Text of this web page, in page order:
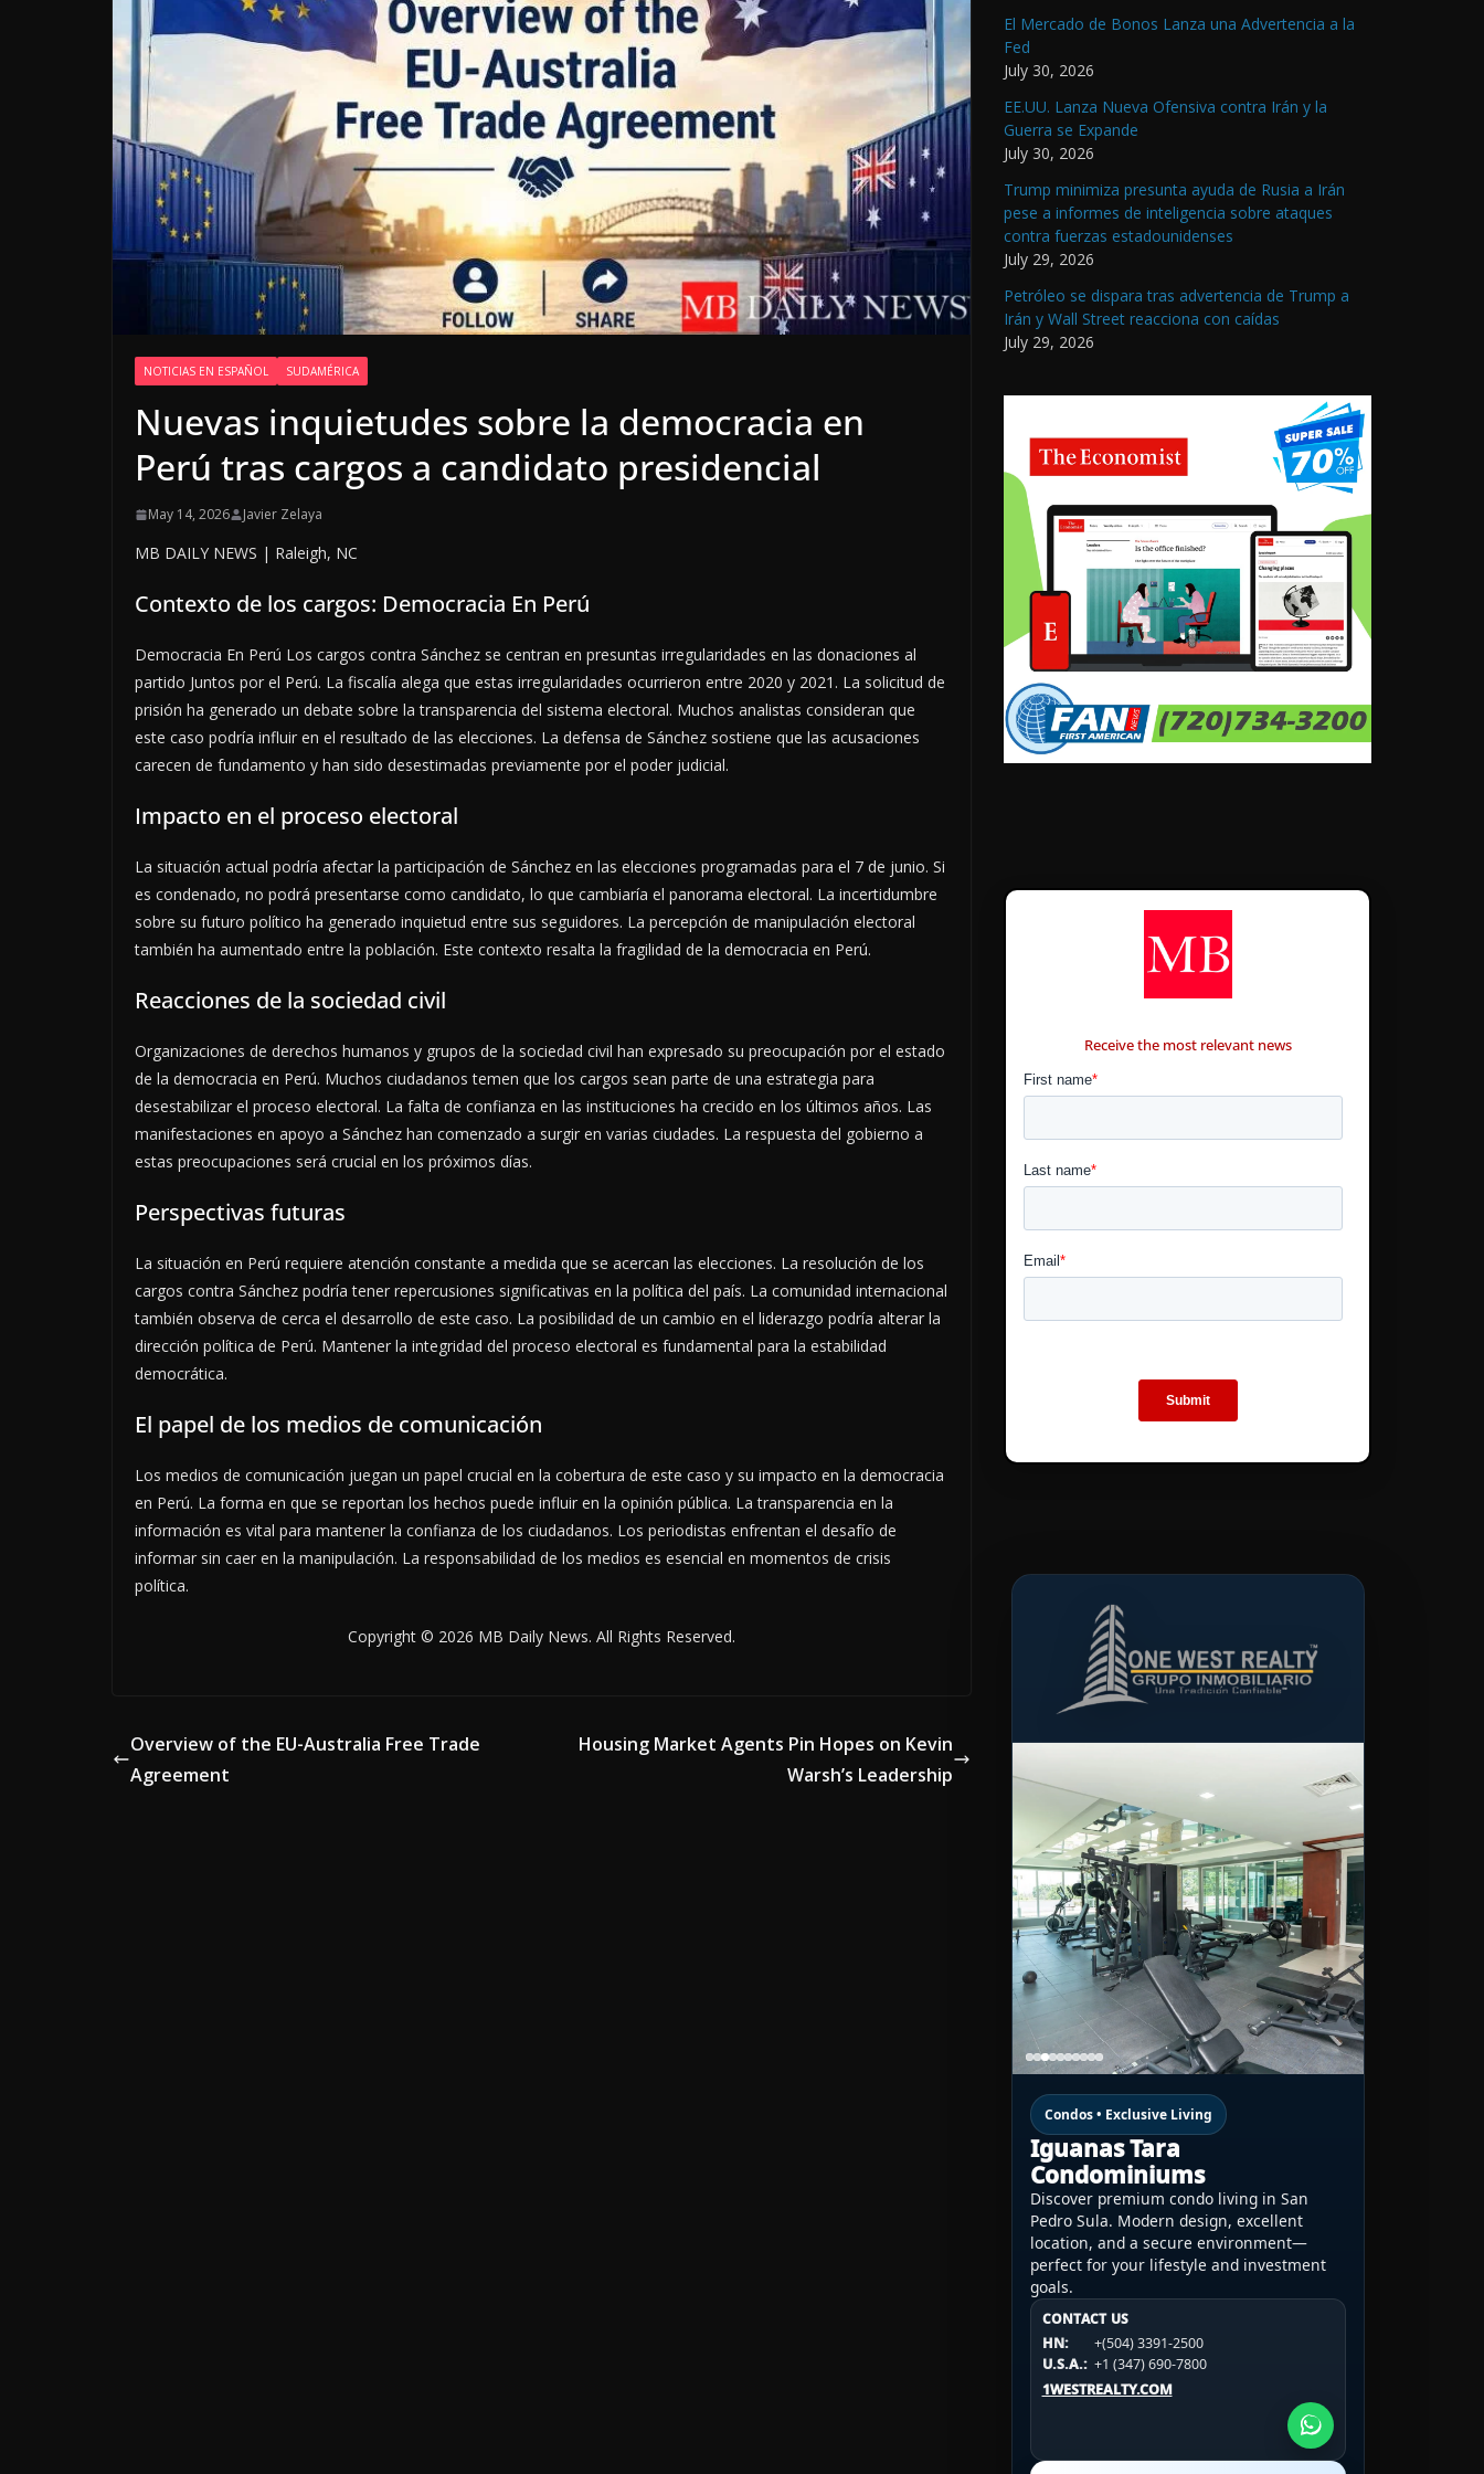
NOTICIAS EN ESPAÑOL SUDAMÉRICA
Nuevas inquietudes sobre la democracia en
Perú tras cargos a candidato presidencial
May 14, 2026 Javier Zelaya
MB DAILY NEWS | Raleigh, NC
Contexto de los cargos: Democracia En Perú
Democracia En Perú Los cargos contra Sánchez se centran en presuntas irregularidades en las donaciones al
partido Juntos por el Perú. La fiscalía alega que estas irregularidades ocurrieron entre 2020 y 2021. La solicitud de
prisión ha generado un debate sobre la transparencia del sistema electoral. Muchos analistas consideran que
este caso podría influir en el resultado de las elecciones. La defensa de Sánchez sostiene que las acusaciones
carecen de fundamento y han sido desestimadas previamente por el poder judicial.
Impacto en el proceso electoral
La situación actual podría afectar la participación de Sánchez en las elecciones programadas para el 7 de junio. Si
es condenado, no podrá presentarse como candidato, lo que cambiaría el panorama electoral. La incertidumbre
sobre su futuro político ha generado inquietud entre sus seguidores. La percepción de manipulación electoral
también ha aumentado entre la población. Este contexto resalta la fragilidad de la democracia en Perú.
Reacciones de la sociedad civil
Organizaciones de derechos humanos y grupos de la sociedad civil han expresado su preocupación por el estado
de la democracia en Perú. Muchos ciudadanos temen que los cargos sean parte de una estrategia para
desestabilizar el proceso electoral. La falta de confianza en las instituciones ha crecido en los últimos años. Las
manifestaciones en apoyo a Sánchez han comenzado a surgir en varias ciudades. La respuesta del gobierno a
estas preocupaciones será crucial en los próximos días.
Perspectivas futuras
La situación en Perú requiere atención constante a medida que se acercan las elecciones. La resolución de los
cargos contra Sánchez podría tener repercusiones significativas en la política del país. La comunidad internacional
también observa de cerca el desarrollo de este caso. La posibilidad de un cambio en el liderazgo podría alterar la
dirección política de Perú. Mantener la integridad del proceso electoral es fundamental para la estabilidad
democrática.
El papel de los medios de comunicación
Los medios de comunicación juegan un papel crucial en la cobertura de este caso y su impacto en la democracia
en Perú. La forma en que se reportan los hechos puede influir en la opinión pública. La transparencia en la
información es vital para mantener la confianza de los ciudadanos. Los periodistas enfrentan el desafío de
informar sin caer en la manipulación. La responsabilidad de los medios es esencial en momentos de crisis
política.
Copyright © 2026 MB Daily News. All Rights Reserved.
Overview of the EU-Australia Free Trade
Agreement
Housing Market Agents Pin Hopes on Kevin
Warsh’s Leadership
El Mercado de Bonos Lanza una Advertencia a la
Fed
July 30, 2026
EE.UU. Lanza Nueva Ofensiva contra Irán y la
Guerra se Expande
July 30, 2026
Trump minimiza presunta ayuda de Rusia a Irán
pese a informes de inteligencia sobre ataques
contra fuerzas estadounidenses
July 29, 2026
Petróleo se dispara tras advertencia de Trump a
Irán y Wall Street reacciona con caídas
July 29, 2026
Receive the most relevant news
Condos • Exclusive Living
Iguanas Tara
Condominiums
Discover premium condo living in San
Pedro Sula. Modern design, excellent
location, and a secure environment—
perfect for your lifestyle and investment
goals.
CONTACT US
HN:
+(504) 3391-2500
U.S.A.: +1 (347) 690-7800
1WESTREALTY.COM
CONTACT US
HN:
+(504) 3391-2500
U.S.A.:
+1 (984) 246-2100
1WESTREALTY.COM
CONTACT US
HN:
+(504) 3391-2500
U.S.A.: +1 (984) 246-2100
1WESTREALTY.COM